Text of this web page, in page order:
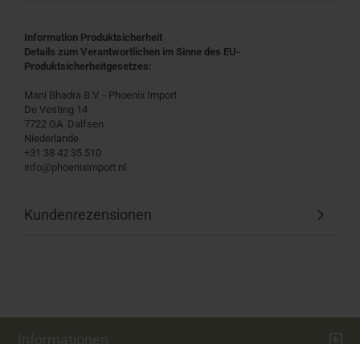
Information Produktsicherheit
Details zum Verantwortlichen im Sinne des EU-
Produktsicherheitgesetzes:
Mani Bhadra B.V. - Phoenix Import
De Vesting 14
7722 GA Dalfsen
Niederlande
+31 38 42 35 510
info@phoeniximport.nl
Kundenrezensionen